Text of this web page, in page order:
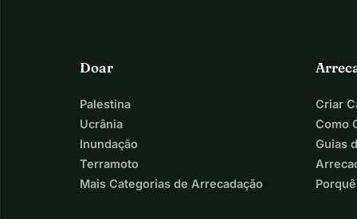
Doar
Palestina
Ucrânia
Inundação
Terramoto
Mais Categorias de Arrecadação
Criar
Como
Guias